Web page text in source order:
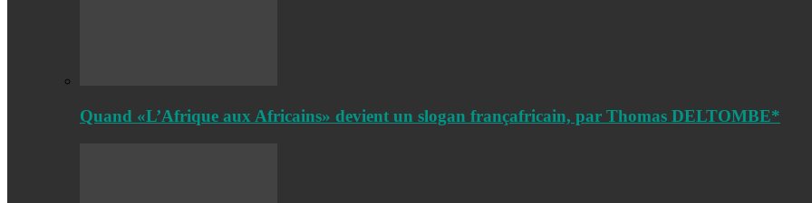
Quand «L’Afrique aux Africains» devient un slogan françafricain, par Thomas DELTOMBE*